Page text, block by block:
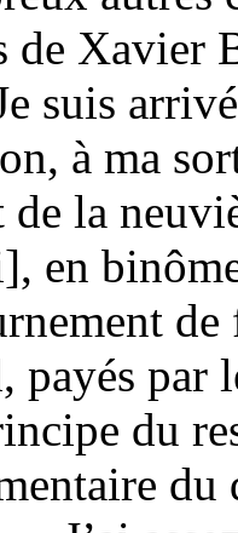
de Xavier
suis
à ma
de la
en
payés par
du